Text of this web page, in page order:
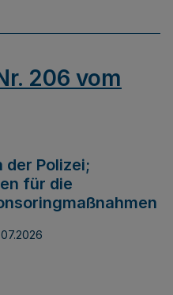
206 vom
der Polizei;
für die